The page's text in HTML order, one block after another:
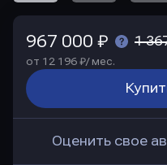
967 000 ₽ 1
от 12 196 ₽/ мес.
Оценить свое